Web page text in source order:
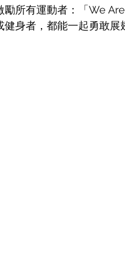
勵所有運動者：「We
健身者，都能一起勇敢展